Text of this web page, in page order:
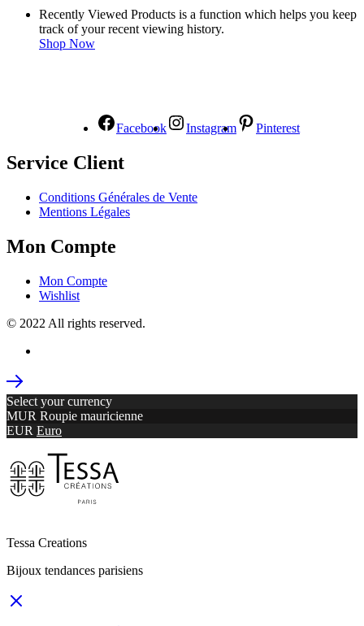
Recently Viewed Products is a function which helps you keep
track of your recent viewing history.
Shop Now
Facebook Instagram Pinterest
Service Client
Conditions Générales de Vente
Mentions Légales
Mon Compte
Mon Compte
Wishlist
© 2022 All rights reserved.
Select your currency
MUR Roupie mauricienne
EUR Euro
Tessa Creations
Bijoux tendances parisiens